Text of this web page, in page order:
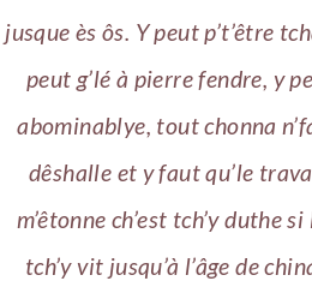
jusque ès ôs. Y peut p’t’être
peut g’lé à pierre fendre, y
abominablye, tout chonna
dêshalle et y faut qu’le
m’êtonne ch’est tch’y duthe
tch’y vit jusqu’à l’âge de